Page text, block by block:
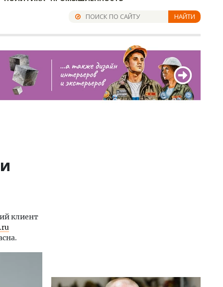
НАЙТИ
клиент